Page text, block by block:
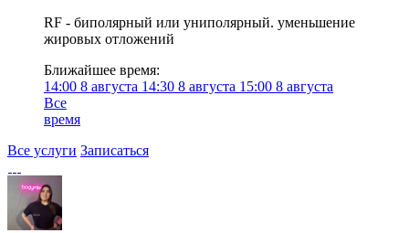
RF - биполярный или униполярный. уменьшение
жировых отложений
Ближайшее время:
14:00 8 августа 14:30 8 августа 15:00 8 августа
Все
время
Все услуги Записаться